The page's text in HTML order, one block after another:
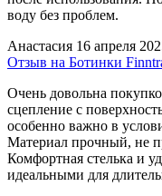
воду без проблем.
Анастасия 16 апреля
Отзыв на Ботинки
Очень довольна
сцепление с
особенно важно в
Материал прочный, не
Комфортная стелька и
идеальными для